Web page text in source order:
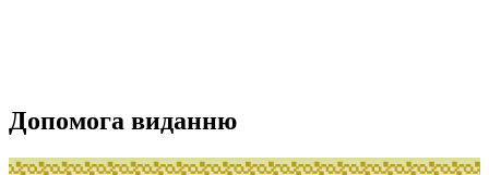
Допомога виданню